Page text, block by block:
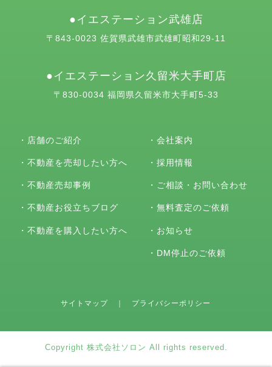
イエステーション武雄店
〒843-0023 佐賀県武雄市武雄町昭和29-11
イエステーション久留米大手町店
〒830-0034 福岡県久留米市大手町5-33
・ 店舗のご紹介
・不動産を売却したい方へ
・不動産売却事例
・不動産お役立ちブログ
・不動産を購入したい方へ
・会社案内
・採用情報
・ ご相談・お問い合わせ
・無料査定のご依頼
・ お知らせ
・ DM停止のご依頼
サイトマップ プライバシーポリシー
Copyright 株式会社ソロン All rights reserved.